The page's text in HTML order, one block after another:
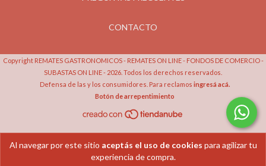
Al navegar por este sitio aceptás el uso de cookies para agilizar tu
experiencia de compra.
CONTACTO
Copyright REMATES GASTRONOMICOS - REMATES ON LINE - FONDOS DE COMERCIO -
SUBASTAS ON LINE - 2026. Todos los derechos reservados.
Defensa de las y los consumidores. Para reclamos ingresá acá.
Botón de arrepentimiento